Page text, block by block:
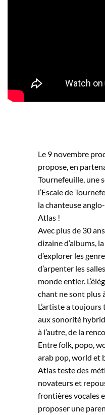
Le 9 novembre
propose, en
Tournefeuille, une
l’Escale de
la chanteuse
Atlas !
Avec plus de 30
dizaine d’albums,
d’explorer les
d’arpenter les
monde entier.
chant ne sont plus
L’artiste a
aux sonorité
à l’autre, de la
Entre folk, popo,
arab pop, world et
Atlas teste des
novateurs et
frontières vocales
proposer une